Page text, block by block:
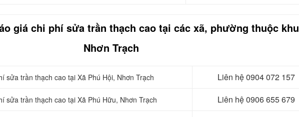
giá chi phí sửa trần thạch cao tại các xã, phường thuộc
Nhơn Trạch
sửa trần thạch cao tại Xã Phú Hội, Nhơn Trạch Liên hệ 0904 072 157
sửa trần thạch cao tại Xã Phú Hữu, Nhơn Trạch Liên hệ 0906 655 679